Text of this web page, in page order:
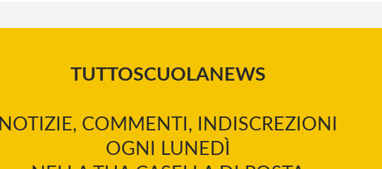
TUTTOSCUOLANEWS
NOTIZIE, COMMENTI, INDISCREZIONI
OGNI LUNEDÌ